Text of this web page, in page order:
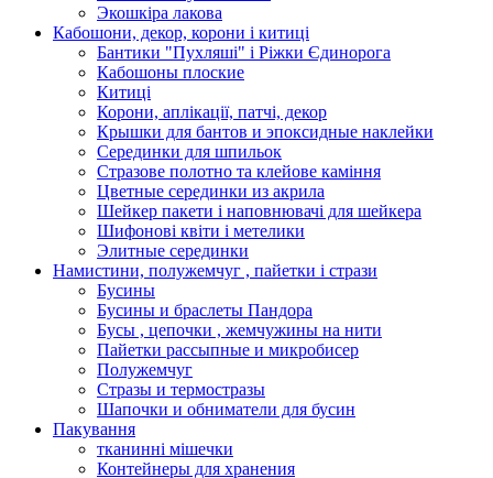
Экошкiра лакова
Кабошони, декор, корони і китиці
Бантики "Пухляші" і Ріжки Єдинорога
Кабошоны плоские
Китиці
Корони, аплікації, патчі, декор
Крышки для бантов и эпоксидные наклейки
Серединки для шпильок
Стразове полотно та клейове каміння
Цветные серединки из акрила
Шейкер пакети і наповнювачі для шейкера
Шифонові квіти і метелики
Элитные серединки
Намистини, полужемчуг , пайетки і стрази
Бусины
Бусины и браслеты Пандора
Бусы , цепочки , жемчужины на нити
Пайетки рассыпные и микробисер
Полужемчуг
Стразы и термостразы
Шапочки и обниматели для бусин
Пакування
тканинні мішечки
Контейнеры для хранения